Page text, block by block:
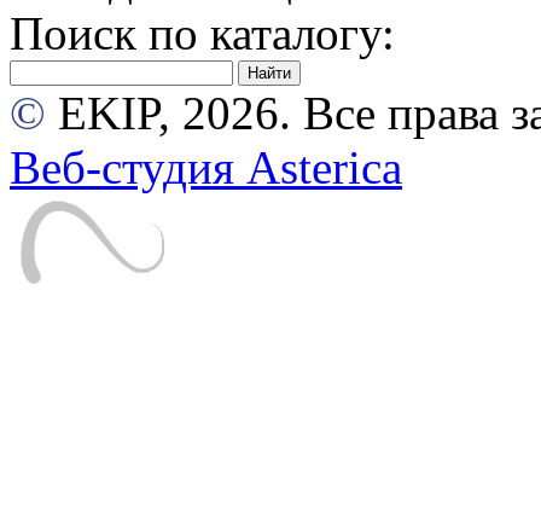
Поиск по каталогу:
© EKIP, 2026. Все права
Веб-студия Asterica